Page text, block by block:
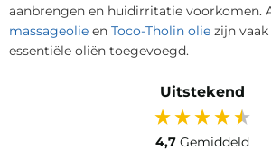
aanbrengen en huidirritatie voorkomen.
massageolie en Toco-Tholin olie zijn
essentiële oliën toegevoegd.
Uitstekend
4,7 Gemiddeld